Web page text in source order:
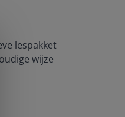
lespakket
wijze